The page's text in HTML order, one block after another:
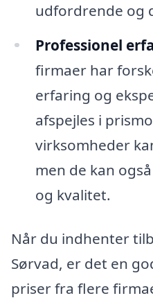
udfordrende og
Professionel
firmaer har
erfaring og
afspejles i
virksomheder
men de kan
og kvalitet.
Når du indhenter
Sørvad, er det en
priser fra flere